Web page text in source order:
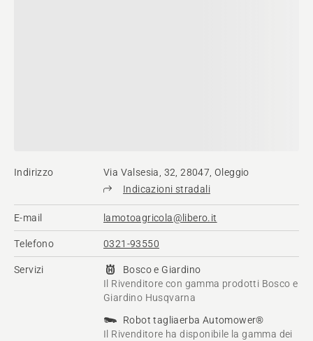
Indirizzo
Via Valsesia, 32, 28047, Oleggio
Indicazioni stradali
E-mail lamotoagricola@libero.it
Telefono 0321-93550
Servizi
Bosco e Giardino
Il Rivenditore con gamma prodotti Bosco e
Giardino Husqvarna
Robot tagliaerba Automower®
Il Rivenditore ha disponibile la gamma dei